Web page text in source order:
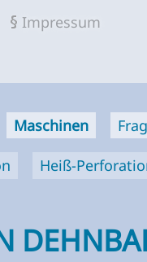
Impressum
Maschinen
Heiß-